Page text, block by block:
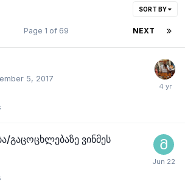
SORT BY
NEXT
Page 1 of 69
5, 2017
გაცოცხლებაზე ვინმეს